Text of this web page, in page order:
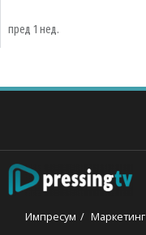
пред 1 нед.
Импресум Маркетинг